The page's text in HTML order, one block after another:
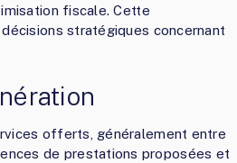
fiscale. Cette
stratégiques concernant
offerts, généralement entre
de prestations proposées et